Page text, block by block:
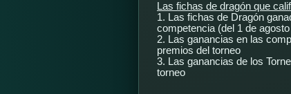
Las fichas de dragón que
1. Las fichas de Dragón
competencia (del 1 de
2. Las ganancias en las
premios del torneo
3. Las ganancias de los
torneo